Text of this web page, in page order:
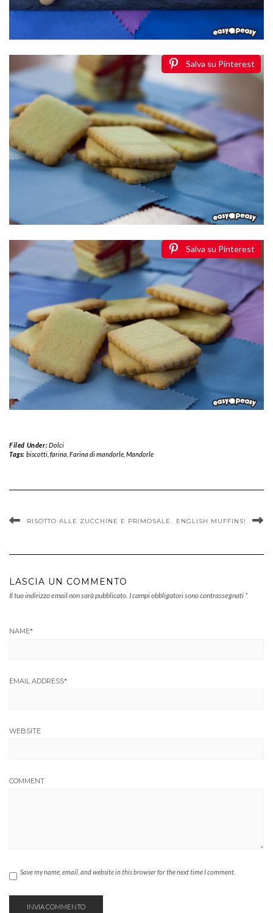
Salva su Pinterest
Salva su Pinterest
Filed Under:Dolci
Tags: biscotti, farina Farina di mandorle, Mandorle
RISOTTO ALLE ZUCCHINE E PRIMOSALE. ENGLISH MUFFINS!
LASCIA UN COMMENTO
Il tuo indirizzo email non sarà pubblicato. I campi obbligatori sono contrassegnati *
NAME*
EMAIL ADDRESS*
WEBSITE
COMMENT
Save my name, email, and website in this browser for the next time I comment.